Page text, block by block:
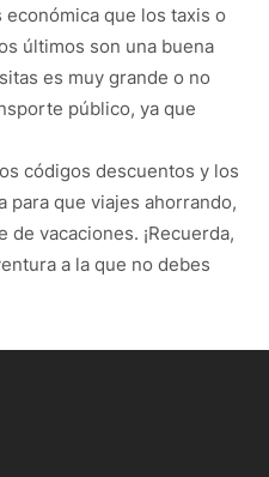
que los taxis o
últimos son una buena
es muy grande o no
público, ya que
códigos descuentos y los
para que viajes ahorrando,
vacaciones. ¡Recuerda,
a la que no debes